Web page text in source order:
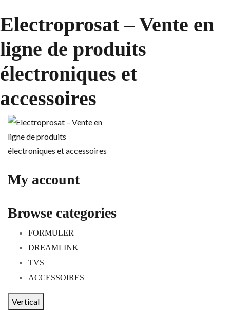
Electroprosat – Vente en
ligne de produits
électroniques et
accessoires
My account
Browse categories
FORMULER
DREAMLINK
TVS
ACCESSOIRES
Vertical